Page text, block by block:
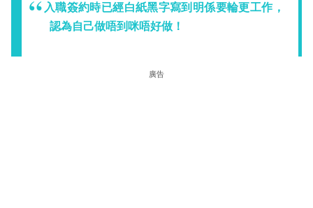
入職簽約時已經白紙黑字寫到明係要輪更工作，
認為自己做唔到咪唔好做！
廣告